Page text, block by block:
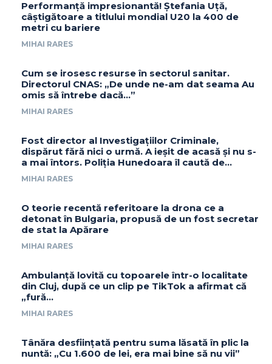
Performanță impresionantă! Ștefania Uță,
câștigătoare a titlului mondial U20 la 400 de
metri cu bariere
MIHAI RARES
Cum se irosesc resurse în sectorul sanitar.
Directorul CNAS: „De unde ne-am dat seama Au
omis să întrebe dacă…”
MIHAI RARES
Fost director al Investigațiilor Criminale,
dispărut fără nici o urmă. A ieșit de acasă și nu s-
a mai întors. Poliția Hunedoara îl caută de...
MIHAI RARES
O teorie recentă referitoare la drona ce a
detonat în Bulgaria, propusă de un fost secretar
de stat la Apărare
MIHAI RARES
Ambulanță lovită cu topoarele într-o localitate
din Cluj, după ce un clip pe TikTok a afirmat că
„fură…
MIHAI RARES
Tânăra desființată pentru suma lăsată în plic la
nuntă: „Cu 1.600 de lei, era mai bine să nu vii”